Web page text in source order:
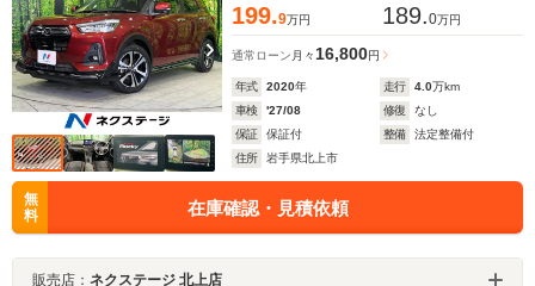
199.9万円 189.0万円
通常ローン 月々 16,800円
年式 2020年 走行 4.0万km
車検
'27/08 修復
なし
保証
保証付 整備
法定整備付
住所
岩手県北上市
無
料
在庫確認・見積依頼
販売店： ネクステージ 北上店